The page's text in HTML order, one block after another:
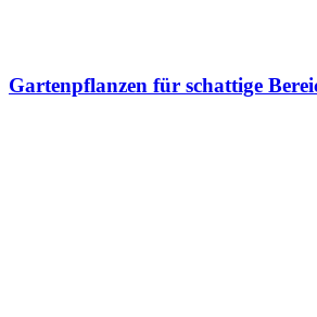
Gartenpflanzen für schattige